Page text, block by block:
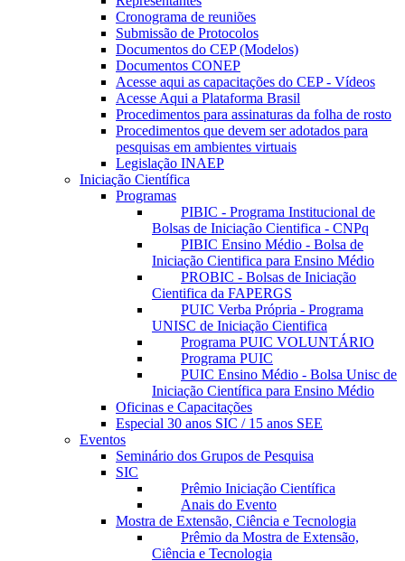
Cronograma de reuniões
Submissão de Protocolos
Documentos do CEP (Modelos)
Documentos CONEP
Acesse aqui as capacitações do CEP - Vídeos
Acesse Aqui a Plataforma Brasil
Procedimentos para assinaturas da folha de rosto
Procedimentos que devem ser adotados para
pesquisas em ambientes virtuais
Legislação INAEP
Iniciação Científica
Programas
PIBIC - Programa Institucional de
Bolsas de Iniciação Cientifica - CNPq
PIBIC Ensino Médio - Bolsa de
Iniciação Cientifica para Ensino Médio
PROBIC - Bolsas de Iniciação
Cientifica da FAPERGS
PUIC Verba Própria - Programa
UNISC de Iniciação Cientifica
Programa PUIC VOLUNTÁRIO
Programa PUIC
PUIC Ensino Médio - Bolsa Unisc de
Iniciação Científica para Ensino Médio
Oficinas e Capacitações
Especial 30 anos SIC / 15 anos SEE
Eventos
Seminário dos Grupos de Pesquisa
SIC
Prêmio Iniciação Científica
Anais do Evento
Mostra de Extensão, Ciência e Tecnologia
Prêmio da Mostra de Extensão,
Ciência e Tecnologia